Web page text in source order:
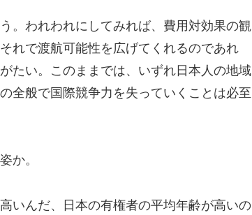
。われわれにしてみれば、費用対効果の観
れで渡航可能性を広げてくれるのであれ
たい。このままでは、いずれ日本人の地域
全般で国際競争力を失っていくことは必至
か。
いんだ、日本の有権者の平均年齢が高いの